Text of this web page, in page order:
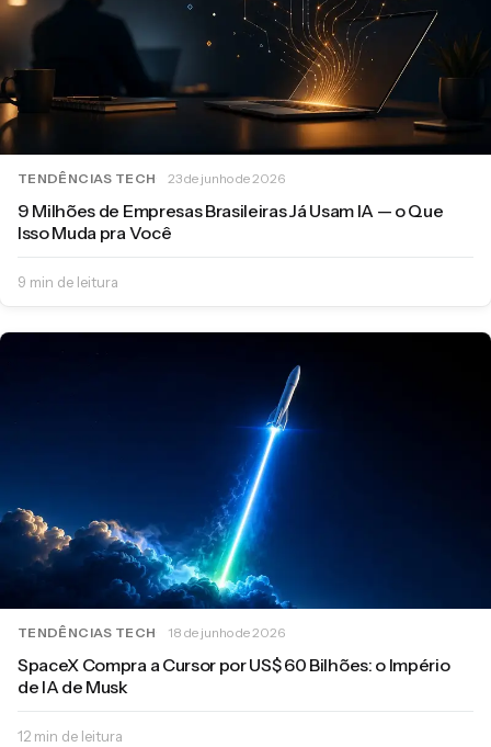
TENDÊNCIAS TECH 23 de junho de 2026
9 Milhões de Empresas Brasileiras Já Usam IA — o Que
Isso Muda pra Você
9 min de leitura
TENDÊNCIAS TECH 18 de junho de 2026
SpaceX Compra a Cursor por US$ 60 Bilhões: o Império
de IA de Musk
12 min de leitura